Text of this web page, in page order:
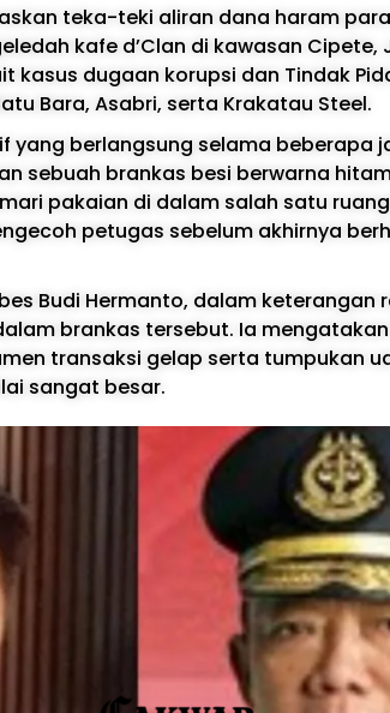
teka-teki aliran dana haram
kafe d’Clan di kawasan Cipete,
kasus dugaan korupsi dan Tindak
Bara, Asabri, serta Krakatau Steel.
yang berlangsung selama beberapa
sebuah brankas besi berwarna
pakaian di dalam salah satu
petugas sebelum akhirnya
Budi Hermanto, dalam keterangan
brankas tersebut. Ia
transaksi gelap serta tumpukan
sangat besar.